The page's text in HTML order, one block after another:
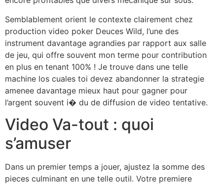
Semblablement orient le contexte clairement chez
production video poker Deuces Wild, l’une des
instrument davantage agrandies par rapport aux salle
de jeu, qui offre souvent mon terme pour contribution
en plus en tenant 100% ! Je trouve dans une telle
machine los cuales toi devez abandonner la strategie
amenee davantage mieux haut pour gagner pour
l’argent souvent i� du de diffusion de video tentative.
Video Va-tout : quoi
s’amuser
Dans un premier temps a jouer, ajustez la somme des
pieces culminant en une telle outil. Votre premiere